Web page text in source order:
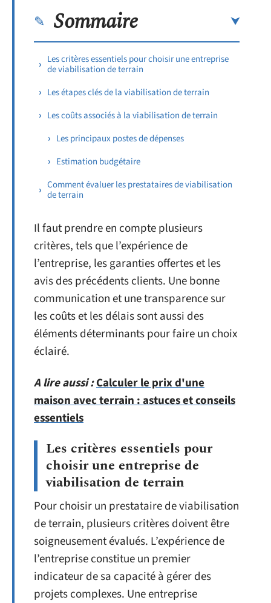
Sommaire
Les critères essentiels pour choisir une entreprise
de viabilisation de terrain
Les étapes clés de la viabilisation de terrain
Les coûts associés à la viabilisation de terrain
Les principaux postes de dépenses
Estimation budgétaire
Comment évaluer les prestataires de viabilisation
de terrain
Il faut prendre en compte plusieurs
critères, tels que l’expérience de
l’entreprise, les garanties offertes et les
avis des précédents clients. Une bonne
communication et une transparence sur
les coûts et les délais sont aussi des
éléments déterminants pour faire un choix
éclairé.
A lire aussi :Calculer le prix d'une
maison avec terrain : astuces et conseils
essentiels
Les critères essentiels pour
choisir une entreprise de
viabilisation de terrain
Pour choisir un prestataire de viabilisation
de terrain, plusieurs critères doivent être
soigneusement évalués. L’expérience de
l’entreprise constitue un premier
indicateur de sa capacité à gérer des
projets complexes. Une entreprise